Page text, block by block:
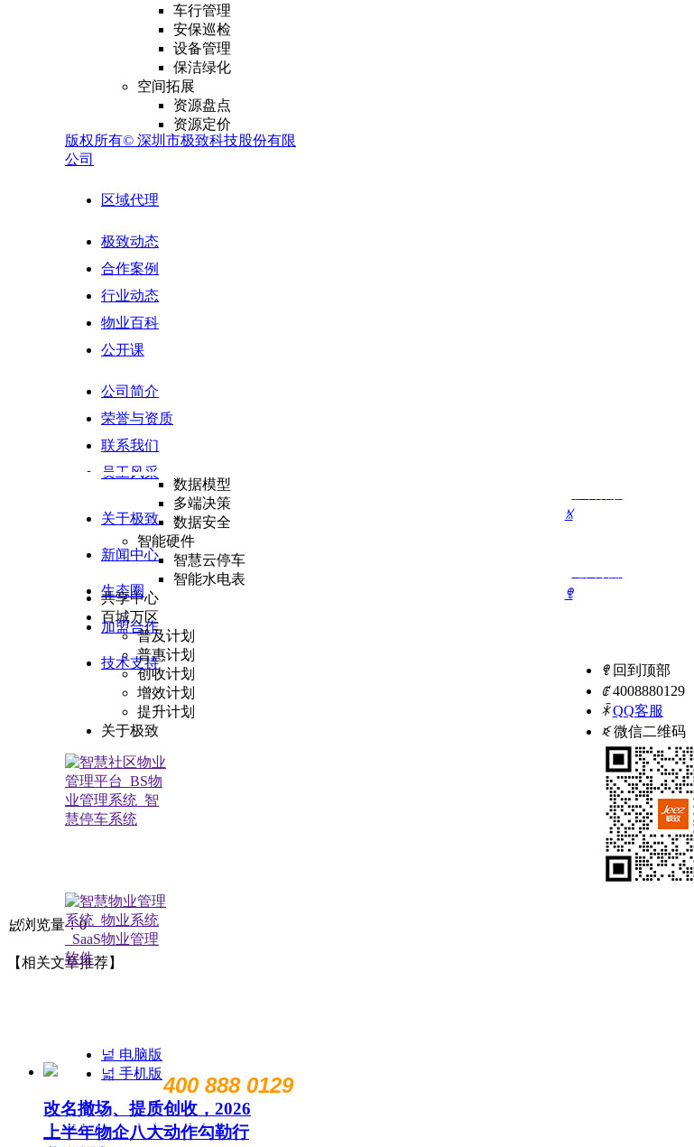
车行管理
安保巡检
设备管理
保洁绿化
空间拓展
资源盘点
资源定价
合同管理
外包业务
增值运营
BI决策支持
数据模型
多端决策
数据安全
智能硬件
智慧云停车
智能水电表
共享中心
百城万区
普及计划
普惠计划
创收计划
增效计划
提升计划
关于极致
넶浏览量：0
【相关文章推荐】
改名撤场、提质创收，2026
上半年物企八大动作勾勒行
版权所有© 深圳市极致科技股份有限
公司
区域代理
极致动态
合作案例
行业动态
物业百科
公开课
公司简介
荣誉与资质
联系我们
员工风采
关于极致
新闻中心
生态圈
加盟合作
技术支持
넡 电脑版
넓 手机版
售前电话：400 888 0129
售后电话：400 888 7266
ꁱ
ꁸ
ꁸ 回到顶部
ꂅ 4008880129
ꁗ QQ客服
ꀥ 微信二维码